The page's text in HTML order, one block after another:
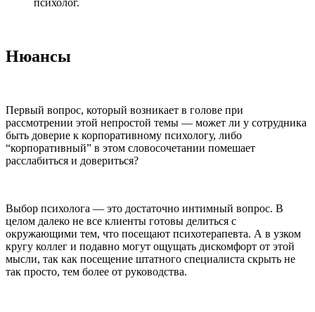
психолог.
Нюансы
Первый вопрос, который возникает в голове при
рассмотрении этой непростой темы — может ли у сотрудника
быть доверие к корпоративному психологу, либо
“корпоративный” в этом словосочетании помешает
расслабиться и довериться?
Выбор психолога — это достаточно интимный вопрос. В
целом далеко не все клиенты готовы делиться с
окружающими тем, что посещают психотерапевта. А в узком
кругу коллег и подавно могут ощущать дискомфорт от этой
мысли, так как посещение штатного специалиста скрыть не
так просто, тем более от руководства.